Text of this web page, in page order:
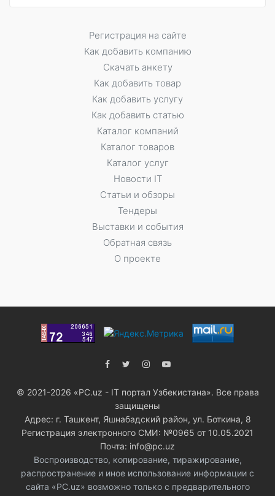
Регистрация на сайте
Как добавить компанию
Скачать анкету
Как добавить товар
Как добавить услугу
Как добавить статью
Каталог компаний
Каталог товаров
Каталог услуг
Новости IT
Статьи и обзоры
Тендеры
Выставки и события
Обратная связь
О проекте
© 2021-2026 «PC.uz - IT портал Узбекистана». Все права
защищены
Адрес: г. Ташкент, Яшнабадский район, ул. Боткина, 8
Регистрация электронного СМИ: №0965 от 10.05.2021
Почта: info@pc.uz
Воспроизводство, копирование, тиражирование,
распространение и иное использование информации с
сайта «PC.uz» возможно только с предварительного